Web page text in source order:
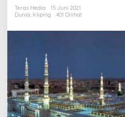
n
d
S
u
b
u
Teras Media
15 Juni 2021
Dunia, Kliping 401 Dilihat